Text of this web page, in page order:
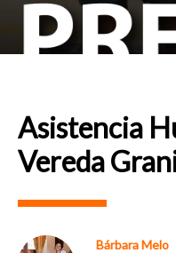
Asistencia
Vereda
Bárbara Melo